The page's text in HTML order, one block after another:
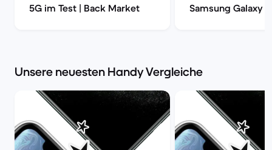
5G im Test | Back Market
Samsung Galaxy
Unsere neuesten Handy Vergleiche